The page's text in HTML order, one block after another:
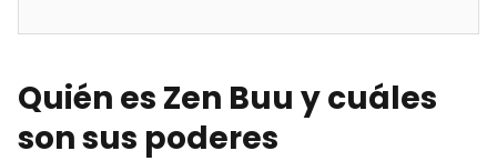
Quién es Zen Buu y cuáles
son sus poderes